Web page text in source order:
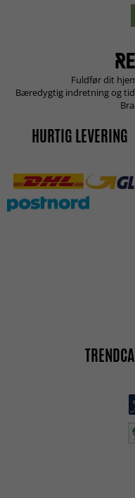
Fuldfør dit
Bæredygtig indretning og
HURTIG LEVERING